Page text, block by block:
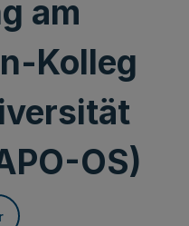
am
Kolleg
OS)